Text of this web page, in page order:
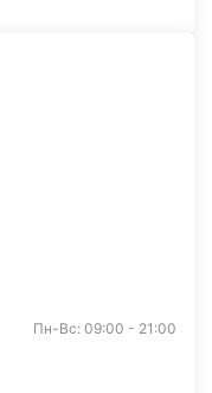
Пн-Вс: 09:00 - 21:00